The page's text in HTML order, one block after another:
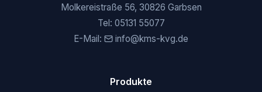
Molkereistraße 56, 30826 Garbsen
Tel: 05131 55077
E-Mail:
info@kms-kvg.de
Produkte